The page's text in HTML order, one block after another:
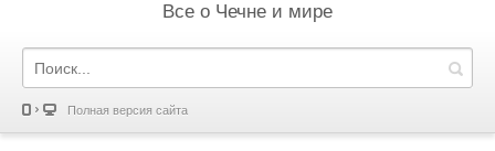
Все о Чечне и мире
Полная версия сайта